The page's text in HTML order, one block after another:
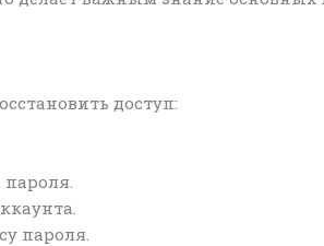
доступ:
пароля.